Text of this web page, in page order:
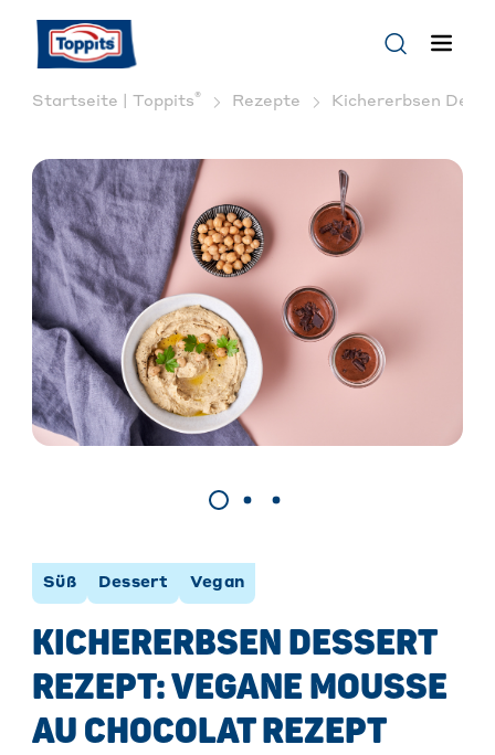
Startseite | Toppits® Rezepte Kichererbsen
Süß Dessert Vegan
KICHERERBSEN DESSERT
REZEPT: VEGANE MOUSSE
AU CHOCOLAT REZEPT